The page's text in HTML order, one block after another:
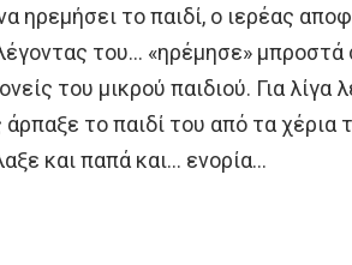
ηρεμήσει το παιδί, ο ιερέας
του… «ηρέμησε»
του μικρού παιδιού. Για λίγα
το παιδί του από τα χέρια
και παπά και… ενορία…